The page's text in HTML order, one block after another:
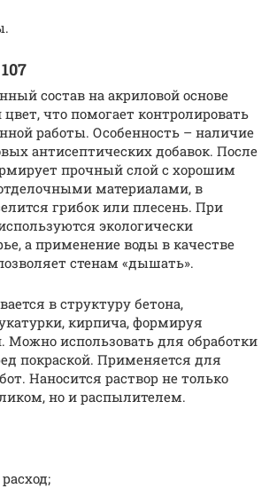
состав на акриловой основе
что помогает контролировать
работы. Особенность – наличие
антисептических добавок. После
прочный слой с хорошим
материалами, в
грибок или плесень. При
экологически
а применение воды в качестве
стенам «дышать».
в структуру бетона,
кирпича, формируя
Можно использовать для обработки
покраской. Применяется для
Наносится раствор не только
но и распылителем.